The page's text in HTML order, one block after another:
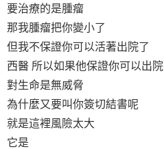
要治療的是腫瘤
那我腫瘤把你變小了
但我不保證你可以活著出院了
西醫 所以如果他保證你可以出院
對生命是無威脅
為什麼又要叫你簽切結書呢
就是這裡風險太大
它是